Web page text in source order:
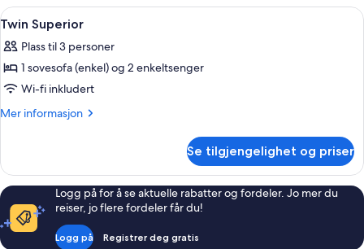
Åpne
alle
bildene
av
Twin
Superior
Allergitestet sengetøy, skrivebord
10
Twin Superior
Plass til 3 personer
1 sovesofa (enkel) og 2 enkeltsenger
Wi-fi inkludert
Mer informasjon
Mer
Superior
Se tilgjengelighet og priser
Logg på for å se aktuelle rabatter og fordeler. Jo mer du
reiser, jo flere fordeler får du!
Logg på Registrer deg gratis